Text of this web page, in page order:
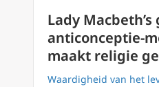
Lady Macbeth’s
anticonceptie-
maakt religie
Waardigheid van het